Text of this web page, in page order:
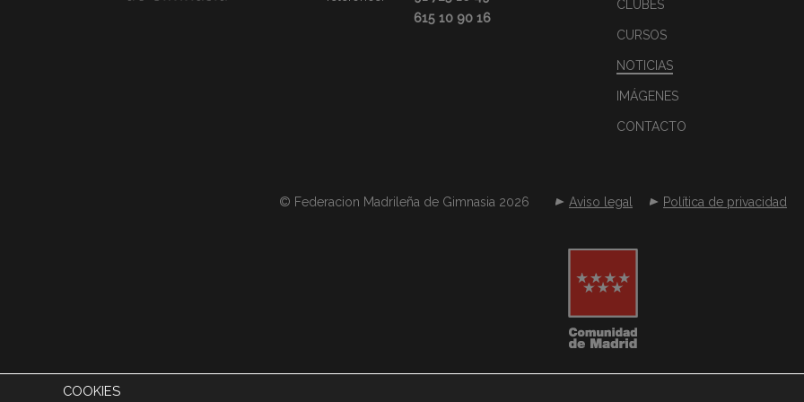
615 10 90 16
CLUBES
CURSOS
NOTICIAS
IMÁGENES
CONTACTO
© Federacion Madrileña de Gimnasia 2026 Aviso legal Política de privacidad
COOKIES